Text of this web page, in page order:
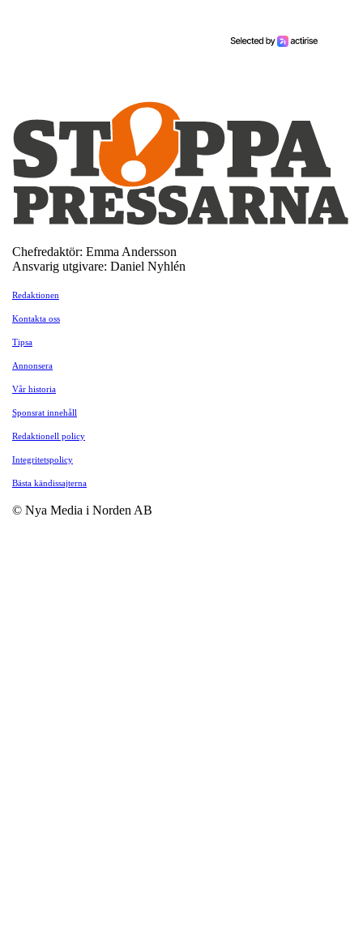
Chefredaktör: Emma Andersson
Ansvarig utgivare: Daniel Nyhlén
Redaktionen
Kontakta oss
Tipsa
Annonsera
Vår historia
Sponsrat innehåll
Redaktionell policy
Integritetspolicy
Bästa kändissajterna
© Nya Media i Norden AB